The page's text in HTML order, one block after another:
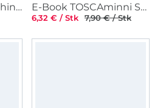
E-Book Sewingmachina Basic-Shirt Max E-Book TOSCAminni Schnittmanufaktur Alina Damenshirt
6,32 € / Stk 7,90 € / Stk